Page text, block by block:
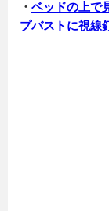
・ ベッドの上で
プバストに視線